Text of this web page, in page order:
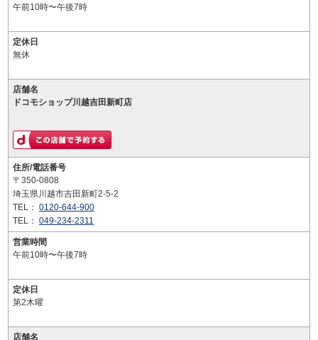
午前10時〜午後7時
定休日
無休
店舗名
ドコモショップ川越吉田新町店
住所/電話番号
〒350-0808
埼玉県川越市吉田新町2-5-2
TEL： 0120-644-900
TEL： 049-234-2311
営業時間
午前10時〜午後7時
定休日
第2木曜
店舗名